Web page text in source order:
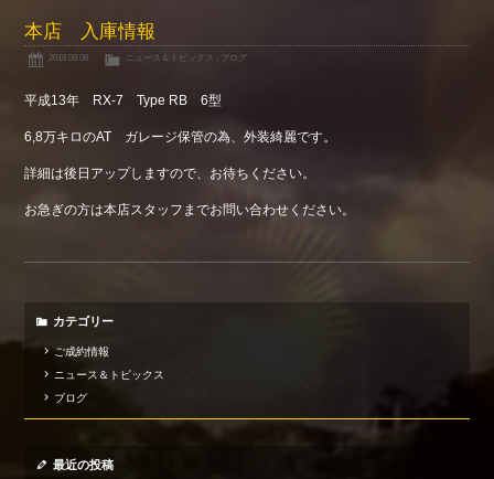
本店 入庫情報
2018.08.08 ニュース＆トピックス ブログ
平成13年 RX-7 Type RB 6型
6,8万キロのAT ガレージ保管の為、外装綺麗です。
詳細は後日アップしますので、お待ちください。
お急ぎの方は本店スタッフまでお問い合わせください。
カテゴリー
ご成約情報
ニュース＆トピックス
ブログ
最近の投稿